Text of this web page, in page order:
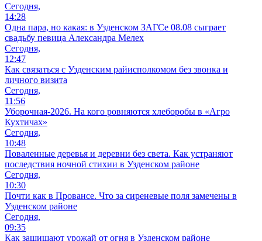
Сегодня,
14:28
Одна пара, но какая: в Узденском ЗАГСе 08.08 сыграет
свадьбу певица Александра Мелех
Сегодня,
12:47
Как связаться с Узденским райисполкомом без звонка и
личного визита
Сегодня,
11:56
Уборочная-2026. На кого ровняются хлеборобы в «Агро
Кухтичах»
Сегодня,
10:48
Поваленные деревья и деревни без света. Как устраняют
последствия ночной стихии в Узденском районе
Сегодня,
10:30
Почти как в Провансе. Что за сиреневые поля замечены в
Узденском районе
Сегодня,
09:35
Как защищают урожай от огня в Узденском районе